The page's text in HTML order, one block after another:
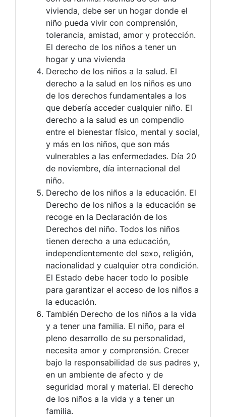
vivienda, debe ser un hogar donde el
niño pueda vivir con comprensión,
tolerancia, amistad, amor y protección.
El derecho de los niños a tener un
hogar y una vivienda
Derecho de los niños a la salud. El
derecho a la salud en los niños es uno
de los derechos fundamentales a los
que debería acceder cualquier niño. El
derecho a la salud es un compendio
entre el bienestar físico, mental y social,
y más en los niños, que son más
vulnerables a las enfermedades. Día 20
de noviembre, día internacional del
niño.
Derecho de los niños a la educación. El
Derecho de los niños a la educación se
recoge en la Declaración de los
Derechos del niño. Todos los niños
tienen derecho a una educación,
independientemente del sexo, religión,
nacionalidad y cualquier otra condición.
El Estado debe hacer todo lo posible
para garantizar el acceso de los niños a
la educación.
También Derecho de los niños a la vida
y a tener una familia. El niño, para el
pleno desarrollo de su personalidad,
necesita amor y comprensión. Crecer
bajo la responsabilidad de sus padres y,
en un ambiente de afecto y de
seguridad moral y material. El derecho
de los niños a la vida y a tener un
familia.